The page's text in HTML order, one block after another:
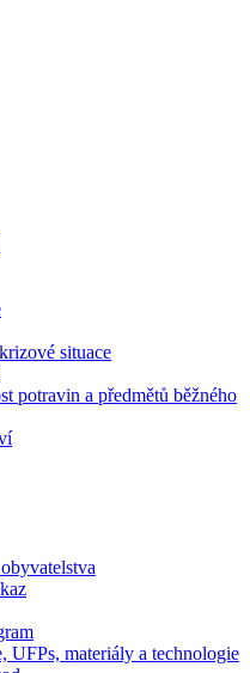
situace
potravin a předmětů běžného
UFPs, materiály a technologie